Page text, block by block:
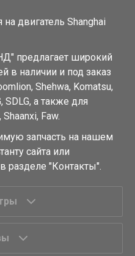
двигатель Shanghai
предлагает широкий
в наличии и под заказ
Shehwa, Komatsu,
SDLG, а также для
Faw.
запчасть на нашем
сайта или
"Контакты".